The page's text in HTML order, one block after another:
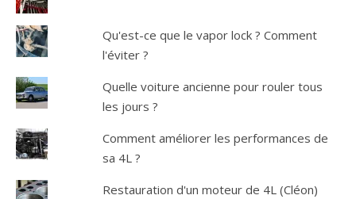
Qu'est-ce que le vapor lock ? Comment
l'éviter ?
Quelle voiture ancienne pour rouler tous
les jours ?
Comment améliorer les performances de
sa 4L ?
Restauration d'un moteur de 4L (Cléon)